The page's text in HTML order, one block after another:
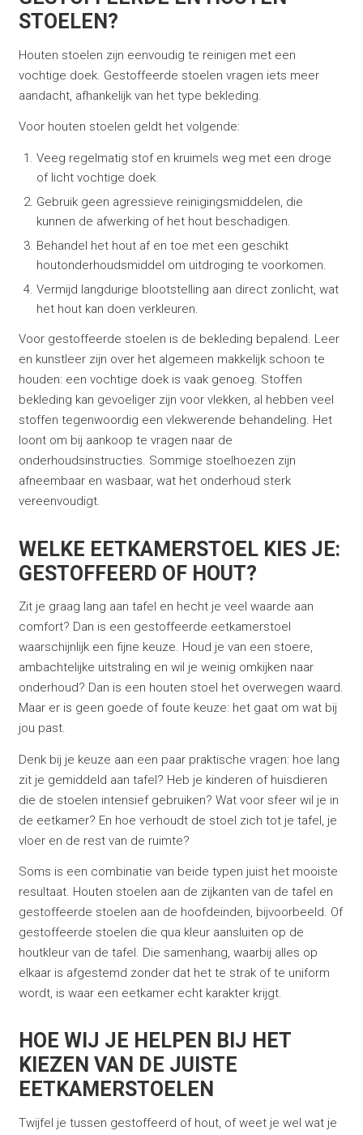
STOELEN?
Houten stoelen zijn eenvoudig te reinigen met een
vochtige doek. Gestoffeerde stoelen vragen iets meer
aandacht, afhankelijk van het type bekleding.
Voor houten stoelen geldt het volgende:
Veeg regelmatig stof en kruimels weg met een droge
of licht vochtige doek.
Gebruik geen agressieve reinigingsmiddelen, die
kunnen de afwerking of het hout beschadigen.
Behandel het hout af en toe met een geschikt
houtonderhoudsmiddel om uitdroging te voorkomen.
Vermijd langdurige blootstelling aan direct zonlicht, wat
het hout kan doen verkleuren.
Voor gestoffeerde stoelen is de bekleding bepalend. Leer
en kunstleer zijn over het algemeen makkelijk schoon te
houden: een vochtige doek is vaak genoeg. Stoffen
bekleding kan gevoeliger zijn voor vlekken, al hebben veel
stoffen tegenwoordig een vlekwerende behandeling. Het
loont om bij aankoop te vragen naar de
onderhoudsinstructies. Sommige stoelhoezen zijn
afneembaar en wasbaar, wat het onderhoud sterk
vereenvoudigt.
WELKE EETKAMERSTOEL KIES JE:
GESTOFFEERD OF HOUT?
Zit je graag lang aan tafel en hecht je veel waarde aan
comfort? Dan is een gestoffeerde eetkamerstoel
waarschijnlijk een fijne keuze. Houd je van een stoere,
ambachtelijke uitstraling en wil je weinig omkijken naar
onderhoud? Dan is een houten stoel het overwegen waard.
Maar er is geen goede of foute keuze: het gaat om wat bij
jou past.
Denk bij je keuze aan een paar praktische vragen: hoe lang
zit je gemiddeld aan tafel? Heb je kinderen of huisdieren
die de stoelen intensief gebruiken? Wat voor sfeer wil je in
de eetkamer? En hoe verhoudt de stoel zich tot je tafel, je
vloer en de rest van de ruimte?
Soms is een combinatie van beide typen juist het mooiste
resultaat. Houten stoelen aan de zijkanten van de tafel en
gestoffeerde stoelen aan de hoofdeinden, bijvoorbeeld. Of
gestoffeerde stoelen die qua kleur aansluiten op de
houtkleur van de tafel. Die samenhang, waarbij alles op
elkaar is afgestemd zonder dat het te strak of te uniform
wordt, is waar een eetkamer echt karakter krijgt.
HOE WIJ JE HELPEN BIJ HET
KIEZEN VAN DE JUISTE
EETKAMERSTOELEN
Twijfel je tussen gestoffeerd of hout, of weet je wel wat je